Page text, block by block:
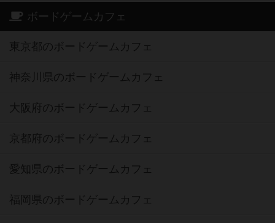
ボードゲームカフェ
東京都のボードゲームカフェ
神奈川県のボードゲームカフェ
大阪府のボードゲームカフェ
京都府のボードゲームカフェ
愛知県のボードゲームカフェ
福岡県のボードゲームカフェ